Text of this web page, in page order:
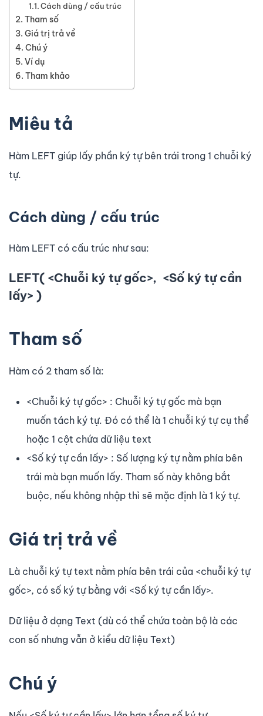
Cách dùng / cấu trúc
Tham số
Giá trị trả về
Chú ý
Ví dụ
Tham khảo
Miêu tả
Hàm LEFT giúp lấy phần ký tự bên trái trong 1 chuỗi ký
tự.
Cách dùng / cấu trúc
Hàm LEFT có cấu trúc như sau:
LEFT( <Chuỗi ký tự gốc>, <Số ký tự cần
lấy> )
Tham số
Hàm có 2 tham số là:
<Chuỗi ký tự gốc> : Chuỗi ký tự gốc mà bạn
muốn tách ký tự. Đó có thể là 1 chuỗi ký tự cụ thể
hoặc 1 cột chứa dữ liệu text
<Số ký tự cần lấy> : Số lượng ký tự nằm phía bên
trái mà bạn muốn lấy. Tham số này không bắt
buộc, nếu không nhập thì sẽ mặc định là 1 ký tự.
Giá trị trả về
Là chuỗi ký tự text nằm phía bên trái của <chuỗi ký tự
gốc>, có số ký tự bằng với <Số ký tự cần lấy>.
Dữ liệu ở dạng Text (dù có thể chứa toàn bộ là các
con số nhưng vẫn ở kiểu dữ liệu Text)
Chú ý